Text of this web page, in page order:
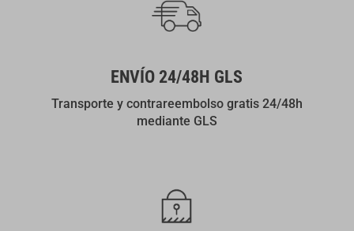
ENVÍO 24/48H GLS
Transporte y contrareembolso gratis 24/48h
mediante GLS